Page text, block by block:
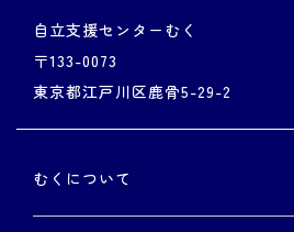
自立支援センターむく
〒133-0073
東京都江戸川区鹿骨5-29-2
むくについて